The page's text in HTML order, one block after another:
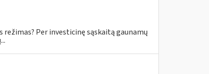
Per investicinę sąskaitą gaunamų